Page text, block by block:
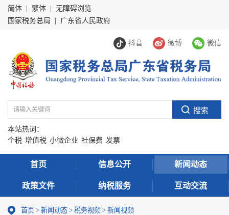
简体 繁体
无障碍浏览
国家税务总局
广东省人民政府
抖音 微博 微信
本站热词：
个税 增值税 小微企业 社保费 发票
首页 信息公开 新闻动态
政策文件 纳税服务 互动交流
首页 > 新闻动态 > 税务视频 > 新闻视频